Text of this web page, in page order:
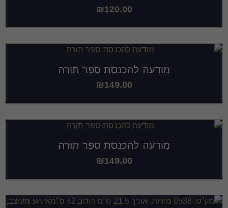
₪120.00
מודעה להכנסת ספר תורה
₪149.00
מודעה להכנסת ספר תורה
₪149.00